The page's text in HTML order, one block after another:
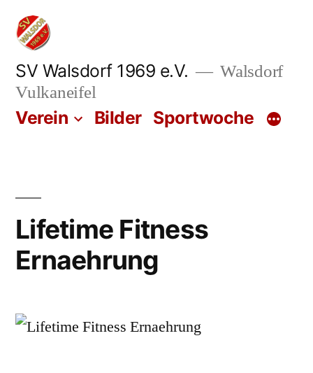
Zum
Inhalt
springen
SV Walsdorf 1969 e.V.
Walsdorf
Vulkaneifel
Verein Bilder Sportwoche
Lifetime Fitness
Ernaehrung